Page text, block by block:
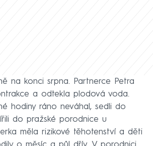
na konci srpna. Partnerce Petra
a odtekla plodová voda.
hodiny ráno neváhal, sedli do
do pražské porodnice u
měla rizikové těhotenství a děti